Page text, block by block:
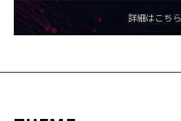
詳細はこちら